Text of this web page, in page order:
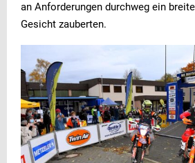
an Anforderungen durchweg ein
Gesicht zauberten.